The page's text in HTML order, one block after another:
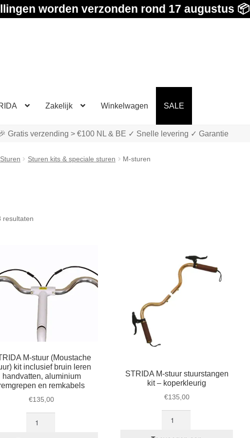
worden verzonden rond 17 augustus 📦
Zakelijk Winkelwagen SALE
Gratis verzending > €100 NL & BE ✓ Snelle levering ✓ Garantie
Sturen kits & speciale sturen M-sturen
resultaten
M-stuur (Moustache
kit inclusief bruin leren
handvatten, aluminium
en remkabels
€135,00
STRIDA M-stuur stuurstangen
kit – koperkleurig
€135,00